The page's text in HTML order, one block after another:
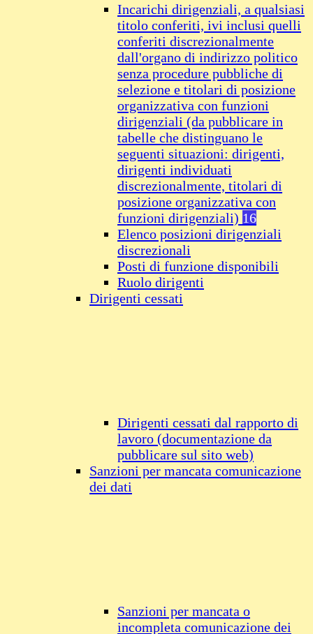
Incarichi dirigenziali, a qualsiasi
titolo conferiti, ivi inclusi quelli
conferiti discrezionalmente
dall'organo di indirizzo politico
senza procedure pubbliche di
selezione e titolari di posizione
organizzativa con funzioni
dirigenziali (da pubblicare in
tabelle che distinguano le
seguenti situazioni: dirigenti,
dirigenti individuati
discrezionalmente, titolari di
posizione organizzativa con
funzioni dirigenziali) 16
Elenco posizioni dirigenziali
discrezionali
Posti di funzione disponibili
Ruolo dirigenti
Dirigenti cessati
Dirigenti cessati dal rapporto di
lavoro (documentazione da
pubblicare sul sito web)
Sanzioni per mancata comunicazione
dei dati
Sanzioni per mancata o
incompleta comunicazione dei